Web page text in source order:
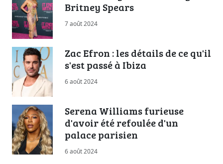
Britney Spears
7 août 2024
Zac Efron : les détails de ce qu'il
s'est passé à Ibiza
6 août 2024
Serena Williams furieuse
d'avoir été refoulée d'un
palace parisien
6 août 2024